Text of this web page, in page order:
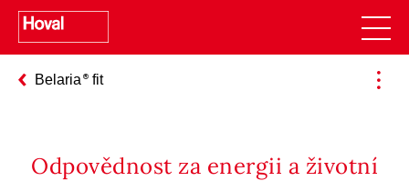
Belaria fit
Odpovědnost za energii a životní